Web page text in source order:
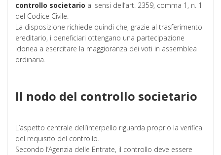
controllo societario ai sensi dell’art. 2359, comma 1, n. 1
del Codice Civile.
La disposizione richiede quindi che, grazie al trasferimento
ereditario, i beneficiari ottengano una partecipazione
idonea a esercitare la maggioranza dei voti in assemblea
ordinaria.
Il nodo del controllo societario
L’aspetto centrale dell’interpello riguarda proprio la verifica
del requisito del controllo.
Secondo l’Agenzia delle Entrate, il controllo deve essere